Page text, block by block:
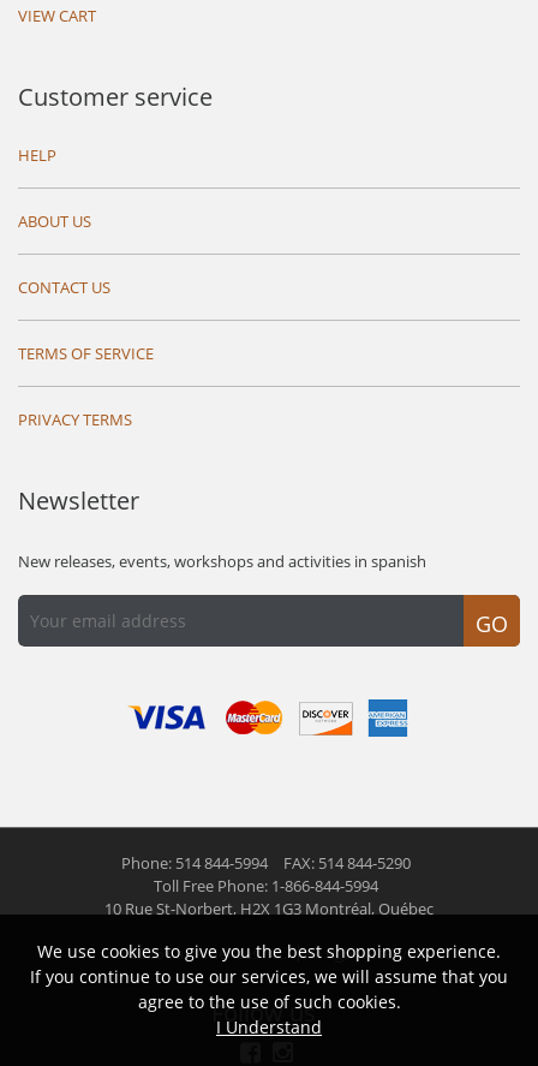
VIEW CART
Customer service
HELP
ABOUT US
CONTACT US
TERMS OF SERVICE
PRIVACY TERMS
Newsletter
New releases, events, workshops and activities in spanish
GO
Phone: 514 844-5994
FAX: 514 844-5290
Toll Free Phone: 1-866-844-5994
10 Rue St-Norbert, H2X 1G3 Montréal, Québec
© 2026 Las Americas inc. All right reserved
Follow us
We use cookies to give you the best shopping experience.
If you continue to use our services, we will assume that you
agree to the use of such cookies.
I Understand